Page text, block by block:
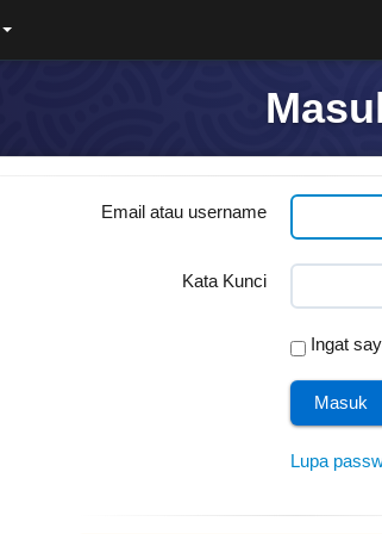
Email atau username
Kata Kunci
Ingat
Lupa